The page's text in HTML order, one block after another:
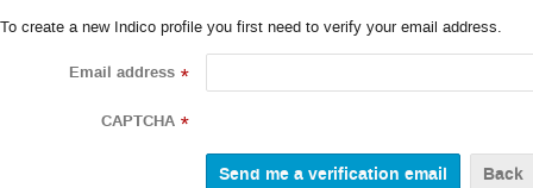
To create a new Indico profile you first need to verify your email address.
Email address *
CAPTCHA *
Back